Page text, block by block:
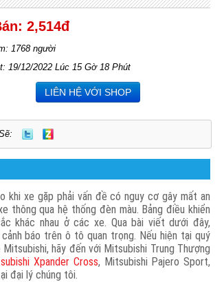
2,514đ
1768 người
19/12/2022 Lúc 15 Gờ 18 Phút
LIÊN HỆ VỚI SHOP
xe gặp phải vấn đề có nguy cơ gây mất an
thông qua hệ thống đèn màu. Bảng điều khiển
khác nhau ở các xe. Qua bài viết dưới đây,
báo trên ô tô quan trọng. Nếu hiện tại quý
hãy đến với Mitsubishi Trung Thượng
Xpander Cross, Mitsubishi Pajero Sport,
đại lý chúng tôi.